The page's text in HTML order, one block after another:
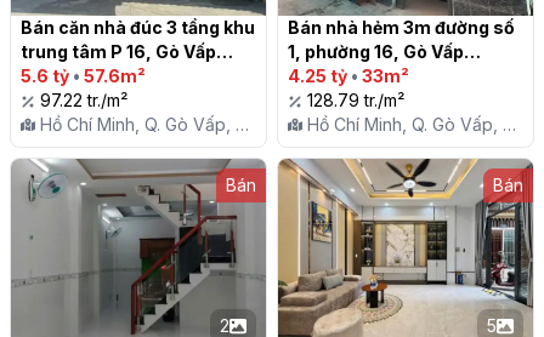
Bán căn nhà đúc 3 tầng khu
trung tâm P 16, Gò Vấp
5.6 tỷ • 57.6m²
97.22 tr./m²
Hồ Chí Minh, Q. Gò Vấp, P.
16
Bán nhà hẻm 3m đường số
1, phường 16, Gò Vấp
4.25 tỷ • 33m²
128.79 tr./m²
Hồ Chí Minh, Q. Gò Vấp, P.
16
Bán
2
Bán
5